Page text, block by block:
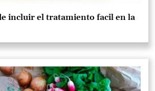
incluir el tratamiento facil en la